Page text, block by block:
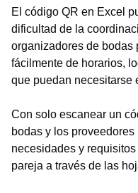
El código QR en Excel
dificultad de la
organizadores de bodas
fácilmente de horarios,
que puedan necesitarse
Con solo escanear un
bodas y los
necesidades y
pareja a través de las